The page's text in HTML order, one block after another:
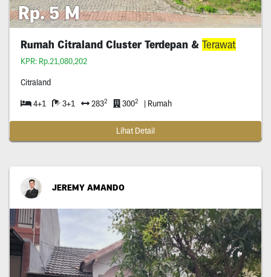
Rp. 5 M
Rumah Citraland Cluster Terdepan & Terawat
KPR: Rp.21,080,202
Citraland
4+1 3+1 2832 3002 | Rumah
Lihat Detail
JEREMY AMANDO